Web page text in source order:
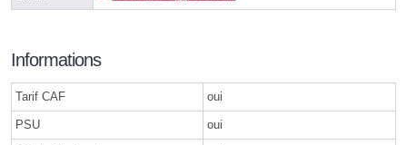
Informations
Tarif CAF oui
PSU oui